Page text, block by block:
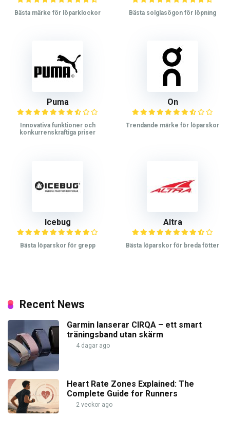
Bästa märke för löparklockor Bästa solglasögon för löpning
Puma
Innovativa funktioner och
konkurrenskraftiga priser
On
Trendande märke för löparskor
Icebug
Bästa löparskor för grepp
Altra
Bästa löparskor för breda fötter
Recent News
Garmin lanserar CIRQA – ett smart
träningsband utan skärm
4 dagar ago
Heart Rate Zones Explained: The
Complete Guide for Runners
2 veckor ago